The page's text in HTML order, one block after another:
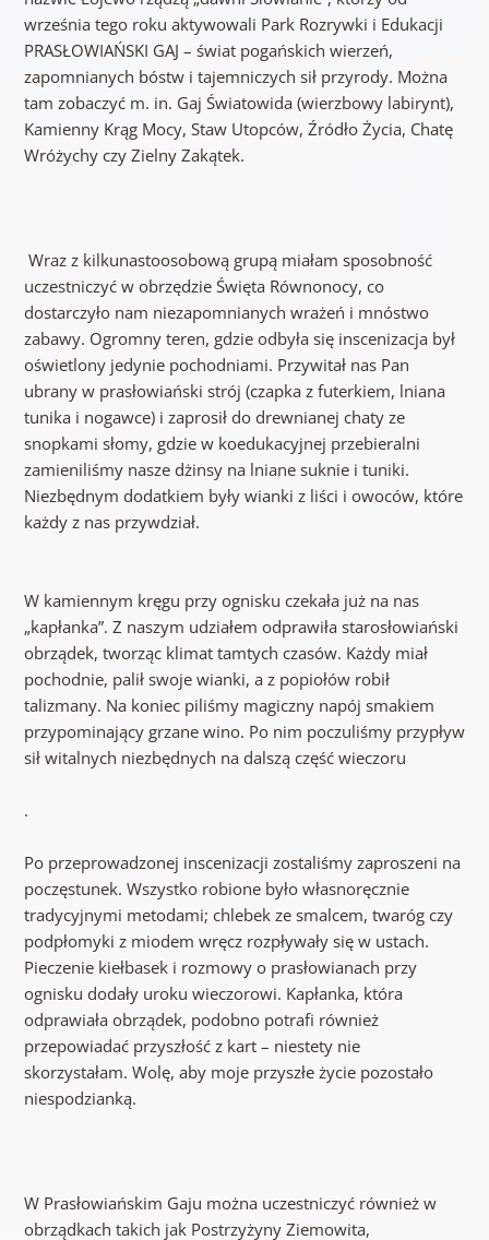
września tego roku aktywowali Park Rozrywki i Edukacji
PRASŁOWIAŃSKI GAJ – świat pogańskich wierzeń,
zapomnianych bóstw i tajemniczych sił przyrody. Można
tam zobaczyć m. in. Gaj Światowida (wierzbowy labirynt),
Kamienny Krąg Mocy, Staw Utopców, Źródło Życia, Chatę
Wróżychy czy Zielny Zakątek.
Wraz z kilkunastoosobową grupą miałam sposobność
uczestniczyć w obrzędzie Święta Równonocy, co
dostarczyło nam niezapomnianych wrażeń i mnóstwo
zabawy. Ogromny teren, gdzie odbyła się inscenizacja był
oświetlony jedynie pochodniami. Przywitał nas Pan
ubrany w prasłowiański strój (czapka z futerkiem, lniana
tunika i nogawce) i zaprosił do drewnianej chaty ze
snopkami słomy, gdzie w koedukacyjnej przebieralni
zamieniliśmy nasze dżinsy na lniane suknie i tuniki.
Niezbędnym dodatkiem były wianki z liści i owoców, które
każdy z nas przywdział.
W kamiennym kręgu przy ognisku czekała już na nas
„kapłanka”. Z naszym udziałem odprawiła starosłowiański
obrządek, tworząc klimat tamtych czasów. Każdy miał
pochodnie, palił swoje wianki, a z popiołów robił
talizmany. Na koniec piliśmy magiczny napój smakiem
przypominający grzane wino. Po nim poczuliśmy przypływ
sił witalnych niezbędnych na dalszą część wieczoru
.
Po przeprowadzonej inscenizacji zostaliśmy zaproszeni na
poczęstunek. Wszystko robione było własnoręcznie
tradycyjnymi metodami; chlebek ze smalcem, twaróg czy
podpłomyki z miodem wręcz rozpływały się w ustach.
Pieczenie kiełbasek i rozmowy o prasłowianach przy
ognisku dodały uroku wieczorowi. Kapłanka, która
odprawiała obrządek, podobno potrafi również
przepowiadać przyszłość z kart – niestety nie
skorzystałam. Wolę, aby moje przyszłe życie pozostało
niespodzianką.
W Prasłowiańskim Gaju można uczestniczyć również w
obrządkach takich jak Postrzyżyny Ziemowita,